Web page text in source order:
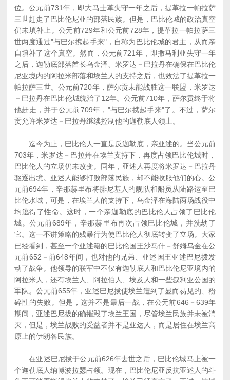
位。公元前731年，即大马士革失守一年之后，提革拉一帕拉萨
三世赶走了巴比伦尼亚的部落民族。但是，巴比伦城的政治真空
仍未填补上。公元前729年和公元前728年，提革拉一帕拉萨三
世两度通过"与巴尔携起手来"，自称为巴比伦城的君主，从而亲
自填补了这个真空。然而，公元前721年，即撒马利亚失守一年
之后，迦勒底部落酋长乌金泽、米罗达－巴拉丹在确保在巴比伦
尼亚境内的阿拉米部落和埃兰人的支持之后，也效法了提革拉一
帕拉萨三世。公元前720年，萨尔贡未能战胜这一联盟，米罗达
－巴拉丹在巴比伦城统治了12年。公元前710年，萨尔贡终于将
他赶走，并于公元前709年，"与巴尔携起手来"了。不过，萨尔
贡允许米罗达－巴拉丹继续控制他的迦勒底人领土。
迄今为止，巴比伦人一直是反迦勒底，亲亚述的。当公元前
703年，米罗达－巴拉丹在埃兰支持下，再度占领巴比伦城时，
巴比伦人的立场仍未改变。同年，亚述人再度将米罗达－巴拉丹
驱逐出境。亚述人能够打败部落民族，却不能收服他们的心。公
元前694年，辛那赫里布将腓尼基人的舰队和船员从陆路运至巴
比伦水域，可是，在埃兰人的支持下，乌金泽在海陆两场战役中
均逃得了性命。这时，一个亲迦勒底的巴比伦人占领了巴比伦
城。公元前689年，辛那赫里布再次占领巴比伦城，并洗劫了
它。这一不讲策略的残暴行为使巴比伦人彻底转变了立场。大家
已经看到，甚至一个亚述籍的巴比伦国王沙马什－舒姆乌金在公
元前652－前648年间，也对他的兄弟、亚述国王亚述巴尼拨发
动了战争。他领导的联军中不仅有迦勒底人和巴比伦尼亚境内的
阿拉米人，还有埃兰人、阿拉伯人、埃及人和一些叙利亚公国的
军队。公元前655年，亚述巴尼拔使埃兰遭到了显而易见的、粉
碎性的失败。但是，这并不是最后一战，在公元前646－639年
期间，亚述巴尼拔的确摧毁了埃兰王国，尽管埃兰民族并未被消
灭，但是，埃兰战败的受益者并不是亚达人，而是居住在埃兰高
原上的伊朗各民族。
在亚述巴尼拔于公元前626年去世之后，巴比伦城马上被一
个迦勒底人纳博波拉瑟占领。现在，巴比伦尼亚反抗亚述人的斗